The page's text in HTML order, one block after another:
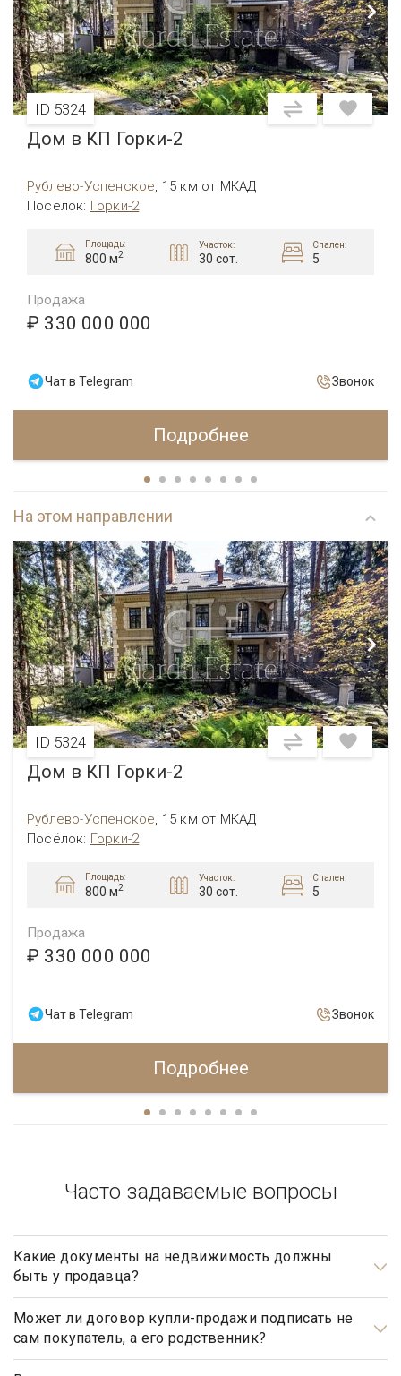
ID 5324
Дом в КП Горки-2
Рублево-Успенское, 15 км от МКАД
Посёлок: Горки-2
Площадь:
800 м2
Участок:
30 сот.
Спален:
5
Продажа
₽ 330 000 000
Чат в Telegram Звонок
Подробнее
На этом направлении
ID 5324
Дом в КП Горки-2
Рублево-Успенское, 15 км от МКАД
Посёлок: Горки-2
Площадь:
800 м2
Участок:
30 сот.
Спален:
5
Продажа
₽ 330 000 000
Чат в Telegram Звонок
Подробнее
Часто задаваемые вопросы
Какие документы на недвижимость должны
быть у продавца?
Документами, подтверждающими право собственности
продавца, являются: свидетельство о государственной
регистрации права, а также правоустанавливающие
документы, такие как договор купли-продажи, мены,
Может ли договор купли-продажи подписать не
сам покупатель, а его родственник?
Может, но для этого необходимо иметь действующую